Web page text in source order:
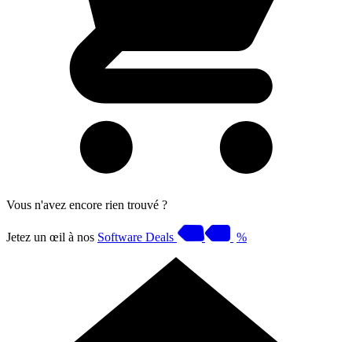
Vous n'avez encore rien trouvé ?
Jetez un œil à nos Software Deals %